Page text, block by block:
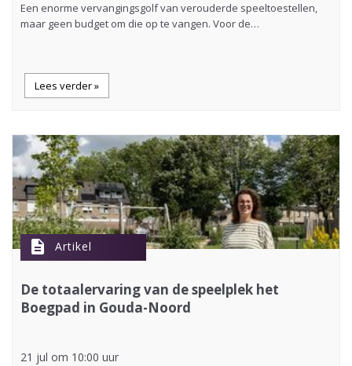
Een enorme vervangingsgolf van verouderde speeltoestellen,
maar geen budget om die op te vangen. Voor de…
Lees verder »
description Artikel
De totaalervaring van de speelplek het
Boegpad in Gouda-Noord
21 jul om 10:00 uur